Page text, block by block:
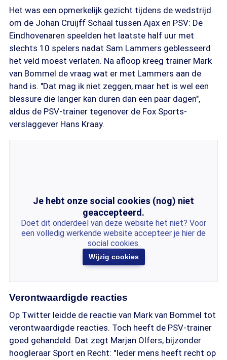
Het was een opmerkelijk gezicht tijdens de wedstrijd
om de Johan Cruijff Schaal tussen Ajax en PSV: De
Eindhovenaren speelden het laatste half uur met
slechts 10 spelers nadat Sam Lammers geblesseerd
het veld moest verlaten. Na afloop kreeg trainer Mark
van Bommel de vraag wat er met Lammers aan de
hand is. "Dat mag ik niet zeggen, maar het is wel een
blessure die langer kan duren dan een paar dagen",
aldus de PSV-trainer tegenover de Fox Sports-
verslaggever Hans Kraay.
Je hebt onze social cookies (nog) niet
geaccepteerd.
Doet dit onderdeel van deze website het niet? Voor
een volledig werkende website accepteer je hier de
social cookies.
Wijzig cookies
Verontwaardigde reacties
Op Twitter leidde de reactie van Mark van Bommel tot
verontwaardigde reacties. Toch heeft de PSV-trainer
goed gehandeld. Dat zegt Marjan Olfers, bijzonder
hoogleraar Sport en Recht: "Ieder mens heeft recht op